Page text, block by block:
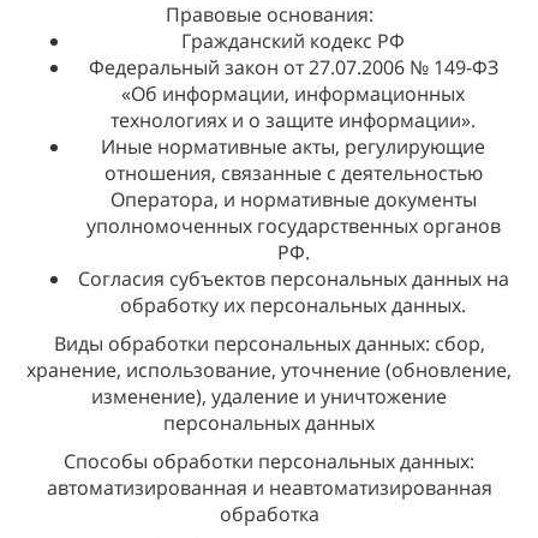
Правовые основания:
Гражданский кодекс РФ
Федеральный закон от 27.07.2006 № 149-ФЗ
«Об информации, информационных
технологиях и о защите информации».
Иные нормативные акты, регулирующие
отношения, связанные с деятельностью
Оператора, и нормативные документы
уполномоченных государственных органов
РФ.
Согласия субъектов персональных данных на
обработку их персональных данных.
Виды обработки персональных данных: сбор,
хранение, использование, уточнение (обновление,
изменение), удаление и уничтожение
персональных данных
Способы обработки персональных данных:
автоматизированная и неавтоматизированная
обработка